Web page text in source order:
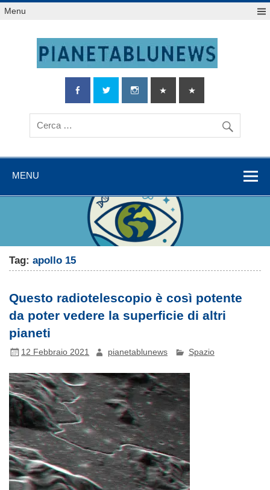
Salta
alMenu
MENU
Tag:apollo 15
Questo radiotelescopio è così potente
da poter vedere la superficie di altri
pianeti
12 Febbraio 2021 pianetablunews Spazio